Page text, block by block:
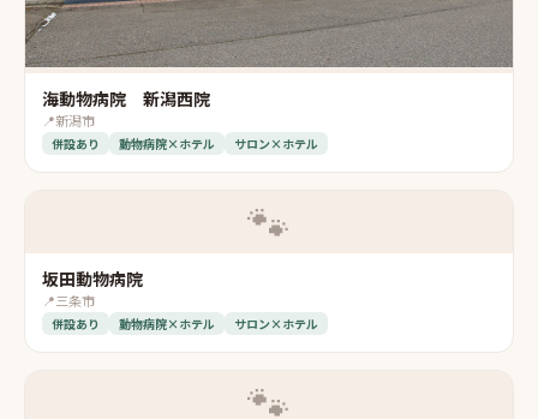
海動物病院 新潟西院
📍新潟市
併設あり 動物病院×ホテル サロン×ホテル
🐾
坂田動物病院
📍三条市
併設あり 動物病院×ホテル サロン×ホテル
🐾